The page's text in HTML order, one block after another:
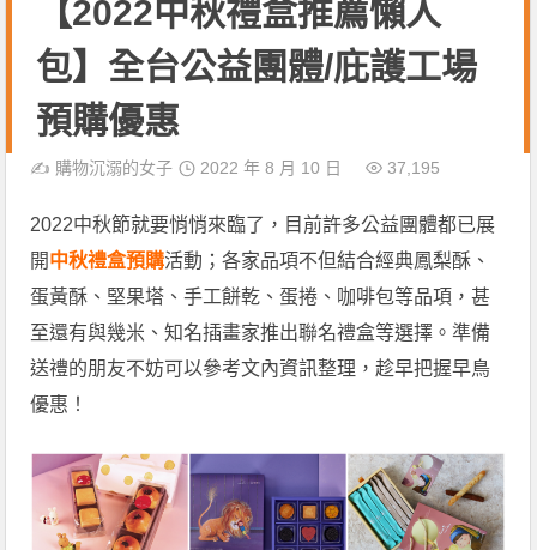
【2022中秋禮盒推薦懶人
包】全台公益團體/庇護工場
預購優惠
✍️ 購物沉溺的女子 2022 年 8 月 10 日 37,195
2022中秋節就要悄悄來臨了，目前許多公益團體都已展
開中秋禮盒預購活動；各家品項不但結合經典鳳梨酥、
蛋黃酥、堅果塔、手工餅乾、蛋捲、咖啡包等品項，甚
至還有與幾米、知名插畫家推出聯名禮盒等選擇。準備
送禮的朋友不妨可以參考文內資訊整理，趁早把握早鳥
優惠！